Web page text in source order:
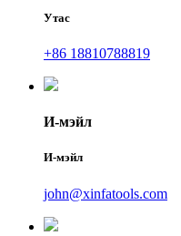
Утас
+86 18810788819
И-мэйл
И-мэйл
john@xinfatools.com